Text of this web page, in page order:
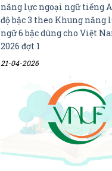
năng lực ngoại ngữ tiếng
độ bậc 3 theo Khung năng
ngữ 6 bậc dùng cho Việt
2026 đợt 1
21-04-2026